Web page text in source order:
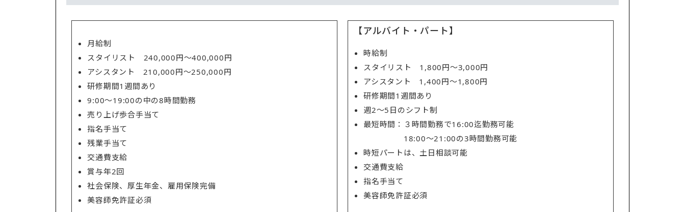
月給制
スタイリスト 240,000円〜400,000円
アシスタント 210,000円〜250,000円
研修期間1週間あり
9:00〜19:00の中の8時間勤務
売り上げ歩合手当て
指名手当て
残業手当て
交通費支給
賞与年2回
社会保険、厚生年金、雇用保険完備
美容師免許証必須
【アルバイト・パート】
時給制
スタイリスト 1,800円〜3,000円
アシスタント 1,400円〜1,800円
研修期間1週間あり
週2～5日のシフト制
最短時間：３時間勤務で16:00迄勤務可能
18:00～21:00の3時間勤務可能
時短パートは、土日相談可能
交通費支給
指名手当て
美容師免許証必須